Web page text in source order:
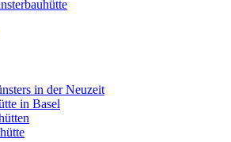
in der Neuzeit
in Basel